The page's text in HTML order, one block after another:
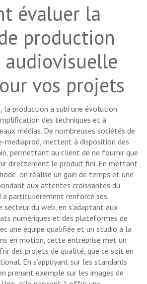
évaluer la
production
vos projets
la production a subi une évolution
des techniques et à
médias. De nombreuses sociétés de
mediaprod, mettent à disposition des
permettant au client de ne fournir que
directement le produit fini. En mettant
on réalise un gain de temps et une
aux attentes croissantes du
a particulièrement renforcé ses
secteur du web, en s’adaptant aux
numériques et des plateformes de
une équipe qualifiée et un studio à la
en motion, cette entreprise met un
des projets de qualité, que ce soit en
En s’appuyant sur les standards
prenant exemple sur les images de